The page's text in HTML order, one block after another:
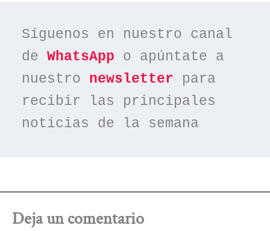
Síguenos en nuestro canal
de WhatsApp o apúntate a
nuestro newsletter para
recibir las principales
noticias de la semana
Deja un comentario